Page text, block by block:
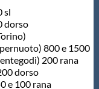
sl
dorso
800 e 1500
200 rana
dorso
e 100 rana